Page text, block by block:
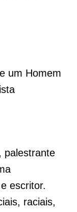
um Homem
palestrante
escritor.
raciais,